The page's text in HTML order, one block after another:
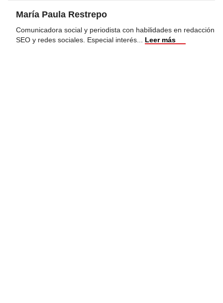
María Paula Restrepo
Comunicadora social y periodista con habilidades en redacción
SEO y redes sociales. Especial interés
Leer más